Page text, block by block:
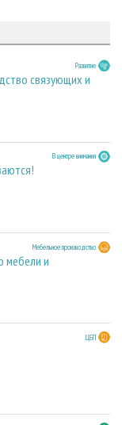
Развитие
связующих и
В центре внимания
Мебельное производство
мебели и
ЦБП